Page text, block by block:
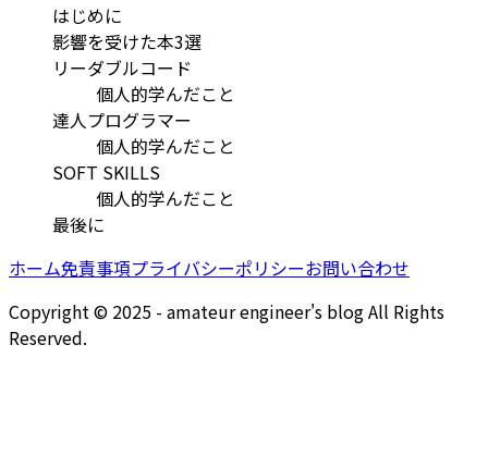
はじめに
影響を受けた本3選
リーダブルコード
個人的学んだこと
達人プログラマー
個人的学んだこと
SOFT SKILLS
個人的学んだこと
最後に
ホーム免責事項プライバシーポリシーお問い合わせ
Copyright © 2025 - amateur engineer's blog All Rights
Reserved.